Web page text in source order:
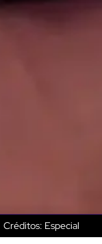
Créditos: Especial